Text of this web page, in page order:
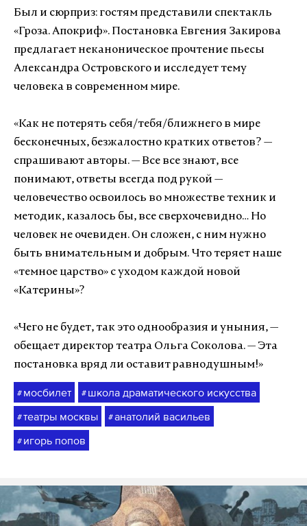
Был и сюрприз: гостям представили спектакль
«Гроза. Апокриф». Постановка Евгения Закирова
предлагает неканоническое прочтение пьесы
Александра Островского и исследует тему
человека в современном мире.
«Как не потерять себя/тебя/ближнего в мире
бесконечных, безжалостно кратких ответов? —
спрашивают авторы. — Все все знают, все
понимают, ответы всегда под рукой —
человечество освоилось во множестве техник и
методик, казалось бы, все сверхочевидно… Но
человек не очевиден. Он сложен, с ним нужно
быть внимательным и добрым. Что теряет наше
«темное царство» с уходом каждой новой
«Катерины»?
«Чего не будет, так это однообразия и уныния, —
обещает директор театра Ольга Соколова. — Эта
постановка вряд ли оставит равнодушным!»
# мосбилет # школа драматического искусства
#театры москвы #анатолий васильев
# игорь попов